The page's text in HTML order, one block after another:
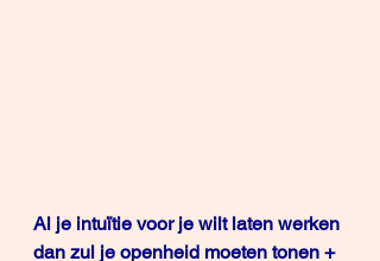
Al je intuïtie voor je wilt laten werken
dan zul je openheid moeten tonen +